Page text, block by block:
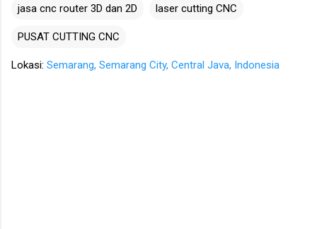
jasa cnc router 3D dan 2D laser cutting CNC
PUSAT CUTTING CNC
Lokasi: Semarang, Semarang City, Central Java, Indonesia